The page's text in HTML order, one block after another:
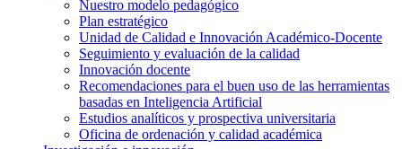
Nuestro modelo pedagógico
Plan estratégico
Unidad de Calidad e Innovación Académico-Docente
Seguimiento y evaluación de la calidad
Innovación docente
Recomendaciones para el buen uso de las herramientas
basadas en Inteligencia Artificial
Estudios analíticos y prospectiva universitaria
Oficina de ordenación y calidad académica